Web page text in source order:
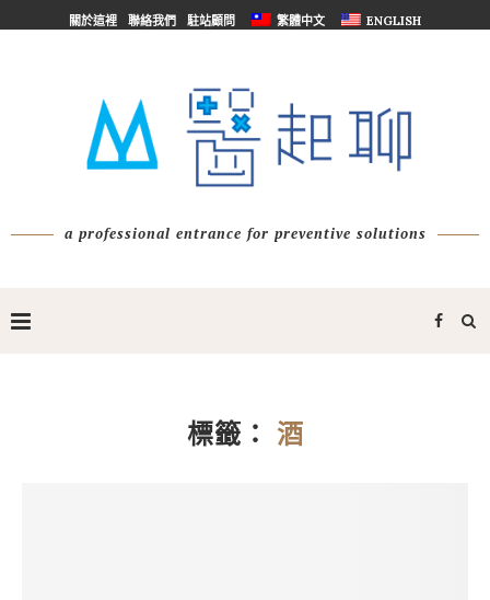
關於這裡 聯絡我們 駐站顧問 繁體中文 ENGLISH
a professional entrance for preventive solutions
標籤： 酒